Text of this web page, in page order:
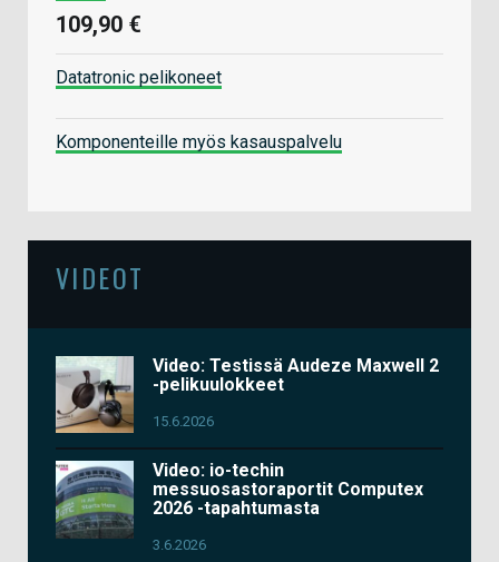
109,90 €
Datatronic pelikoneet
Komponenteille myös kasauspalvelu
VIDEOT
Video: Testissä Audeze Maxwell 2
-pelikuulokkeet
15.6.2026
Video: io-techin
messuosastoraportit Computex
2026 -tapahtumasta
3.6.2026